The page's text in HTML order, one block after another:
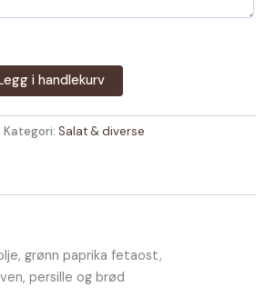
i handlekurv
Kategori: Salat & diverse
grønn paprika fetaost,
persille og brød